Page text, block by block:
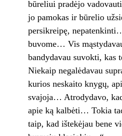
būreliui pradėjo
jo pamokas ir būrelio
persikreipę,
buvome… Vis
bandydavau suvokti, kas
Niekaip negalėdavau
kurios neskaito knygų,
svajoja… Atrodydavo,
apie ką kalbėti… Tokia
taip, kad ištekėjau bene